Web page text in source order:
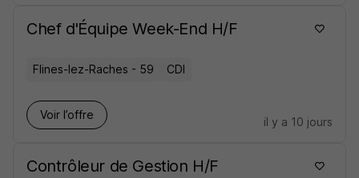
Chef d'Équipe Week-End H/F
Flines-lez-Raches - 59 CDI
Voir l’offre
il y a 10 jours
Contrôleur de Gestion H/F